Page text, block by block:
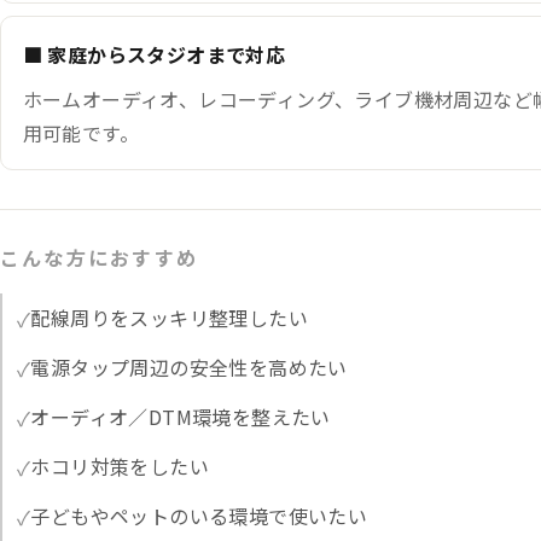
■ 家庭からスタジオまで対応
ホームオーディオ、レコーディング、ライブ機材周辺な
用可能です。
こんな方におすすめ
配線周りをスッキリ整理したい
電源タップ周辺の安全性を高めたい
オーディオ／DTM環境を整えたい
ホコリ対策をしたい
子どもやペットのいる環境で使いたい